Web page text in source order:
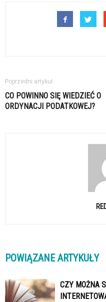
Poprzedni artykuł
CO POWINNO SIĘ WIEDZIEĆ O
ORDYNACJI PODATKOWEJ?
POWIĄZANE ARTYKUŁY
CZY MOŻNA